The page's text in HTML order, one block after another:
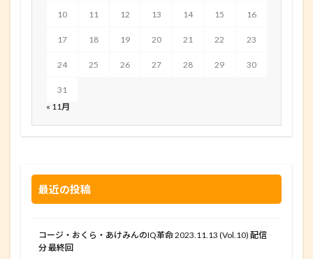
10 11 12 13 14 15 16
17 18 19 20 21 22 23
24 25 26 27 28 29 30
31
« 11月
最近の投稿
コージ・おくら・あけみんのIQ革命 2023.11.13 (Vol.10) 配信
分 最終回